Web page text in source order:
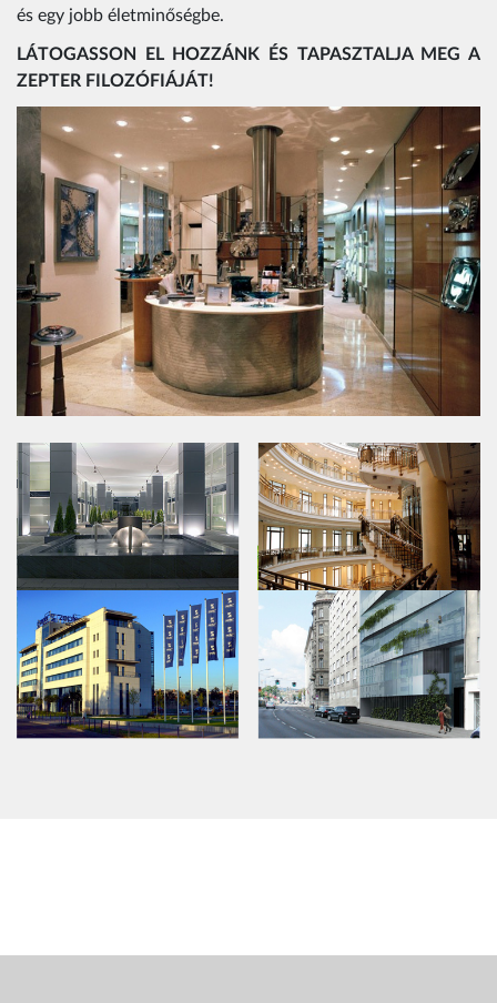
és egy jobb életminőségbe.
LÁTOGASSON EL HOZZÁNK ÉS TAPASZTALJA MEG A
ZEPTER FILOZÓFIÁJÁT!